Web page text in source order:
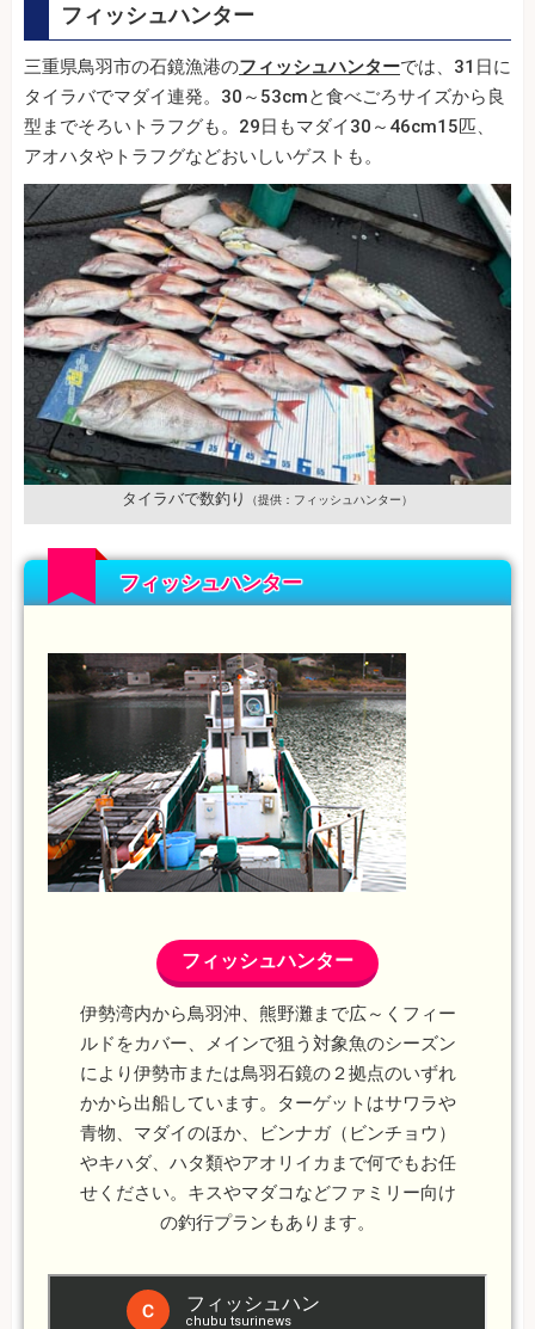
フィッシュハンター
三重県鳥羽市の石鏡漁港のフィッシュハンターでは、31日に
タイラバでマダイ連発。30～53cmと食べごろサイズから良
型までそろいトラフグも。29日もマダイ30～46cm15匹、
アオハタやトラフグなどおいしいゲストも。
タイラバで数釣り （提供：フィッシュハンター）
フィッシュハンター
フィッシュハンター
伊勢湾内から鳥羽沖、熊野灘まで広～くフィー
ルドをカバー、メインで狙う対象魚のシーズン
により伊勢市または鳥羽石鏡の２拠点のいずれ
かから出船しています。ターゲットはサワラや
青物、マダイのほか、ビンナガ（ビンチョウ）
やキハダ、ハタ類やアオリイカまで何でもお任
せください。キスやマダコなどファミリー向け
の釣行プランもあります。